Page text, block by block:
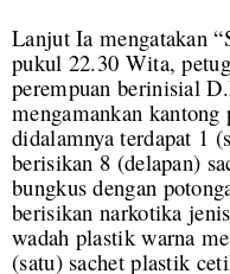
Lanjut Ia mengatakan
pukul 22.30 Wita,
perempuan berinisial
mengamankan
didalamnya terdapat 1
berisikan 8 (delapan)
bungkus dengan
berisikan narkotika
wadah plastik warna
(satu) sachet plastik